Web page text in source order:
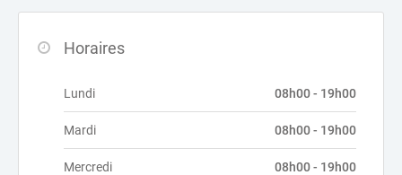
Horaires
Lundi 08h00 - 19h00
Mardi 08h00 - 19h00
Mercredi 08h00 - 19h00